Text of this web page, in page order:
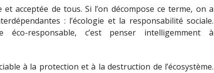
acceptée de tous. Si l’on décompose ce terme, on a
: l’écologie et la responsabilité sociale.
responsable, c’est penser intelligemment à
à la protection et à la destruction de l’écosystème.